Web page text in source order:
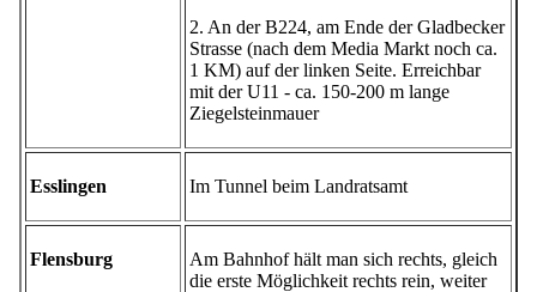
2. An der B224, am Ende der Gladbecker
Strasse (nach dem Media Markt noch ca.
1 KM) auf der linken Seite. Erreichbar
mit der U11 - ca. 150-200 m lange
Ziegelsteinmauer
Esslingen Im Tunnel beim Landratsamt
Flensburg
Am Bahnhof hält man sich rechts, gleich
die erste Möglichkeit rechts rein, weiter